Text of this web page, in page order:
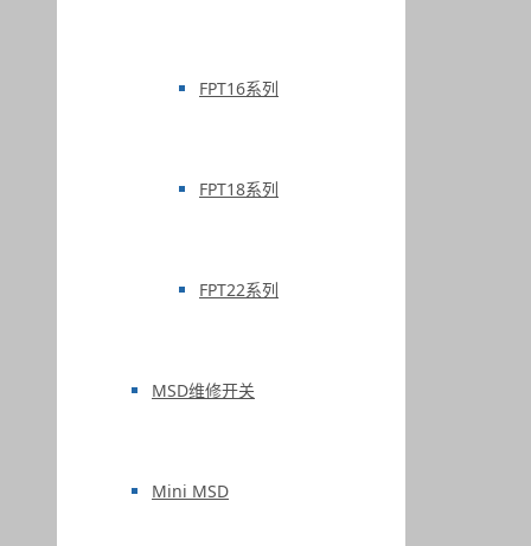
FPT16系列
FPT18系列
FPT22系列
MSD维修开关
Mini MSD